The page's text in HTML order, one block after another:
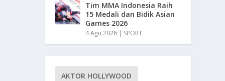
Tim MMA Indonesia Raih
15 Medali dan Bidik Asian
Games 2026
4 Agu 2026 | SPORT
AKTOR HOLLYWOOD